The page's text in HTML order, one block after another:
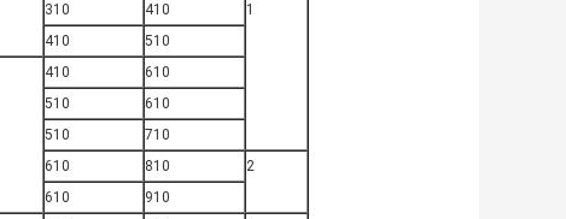
310 410
1
410
510
410
610
510
610
510
710
610 810
2
610
910